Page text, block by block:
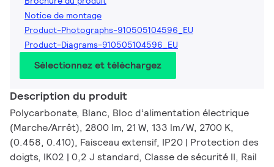
Notice de montage
Product-Photographs-910505104596_EU
Product-Diagrams-910505104596_EU
Sélectionnez et téléchargez
Description du produit
Polycarbonate, Blanc, Bloc d’alimentation électrique
(Marche/Arrêt), 2800 lm, 21 W, 133 lm/W, 2700 K,
(0.458, 0.410), Faisceau extensif, IP20 | Protection des
doigts, IK02 | 0,2 J standard, Classe de sécurité II, Rail